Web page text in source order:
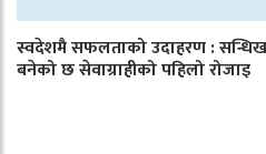
स्वदेशमै सफलताको उदाहरण :
बनेको छ सेवाग्राहीको पहिलो रोजाइ